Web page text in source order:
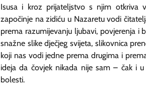
Isusa i kroz prijateljstvo s njim otkriva
započinje na zidiću u Nazaretu vodi
prema razumijevanju ljubavi, povjerenja i
snažne slike dječjeg svijeta, slikovnica
koji nas vodi jedne prema drugima i
ideja da čovjek nikada nije sam – čak i
bolesti.